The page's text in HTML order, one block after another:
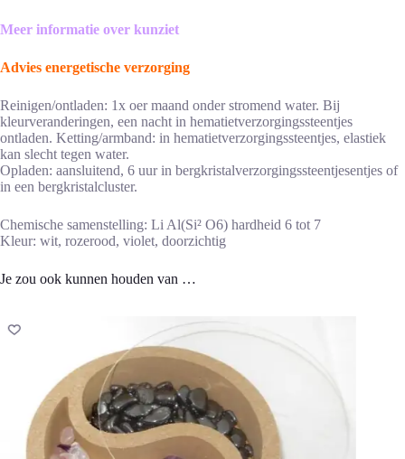
Meer informatie over kunziet
Advies energetische verzorging
Reinigen/ontladen: 1x oer maand onder stromend water. Bij
kleurveranderingen, een nacht in hematietverzorgingssteentjes
ontladen. Ketting/armband: in hematietverzorgingssteentjes, elastiek
kan slecht tegen water.
Opladen: aansluitend, 6 uur in bergkristalverzorgingssteentjesentjes of
in een bergkristalcluster.
Chemische samenstelling: Li Al(Si² O6) hardheid 6 tot 7
Kleur: wit, rozerood, violet, doorzichtig
Je zou ook kunnen houden van …